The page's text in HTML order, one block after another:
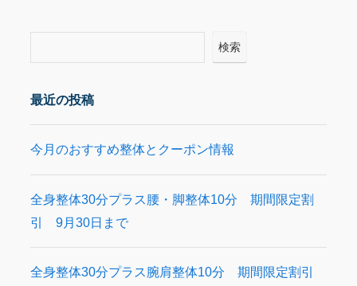
検索
最近の投稿
今月のおすすめ整体とクーポン情報
全身整体30分プラス腰・脚整体10分 期間限定割
引 9月30日まで
全身整体30分プラス腕肩整体10分 期間限定割引